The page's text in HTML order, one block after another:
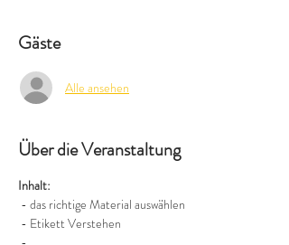
Gäste
Alle ansehen
Über die Veranstaltung
Inhalt:
- das richtige Material auswählen
- Etikett Verstehen